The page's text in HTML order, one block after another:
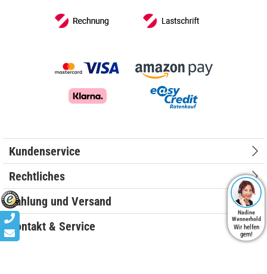
Kundenservice
Rechtliches
Zahlung und Versand
Kontakt & Service
Nadine
Wennerhold
Wir helfen
gern!